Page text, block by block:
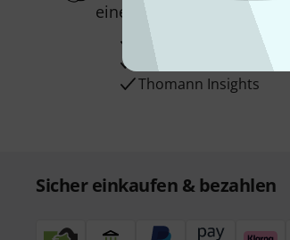
einen von
50 Gutscheinen
Inspirierende Beiträge
Thomann Insights
Sicher einkaufen & bezahlen